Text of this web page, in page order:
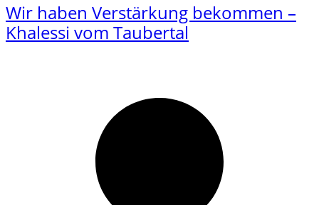
Wir haben Verstärkung bekommen –
Khalessi vom Taubertal